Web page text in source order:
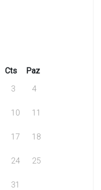
Cts
Paz
3 4
10 11
17 18
24 25
31